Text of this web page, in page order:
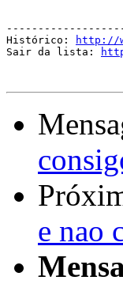
Histórico:
http://
Sair da lista:
e nao